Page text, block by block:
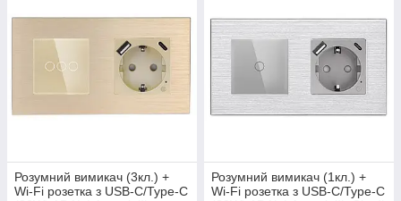
Розумний вимикач (3кл.) +
Wi-Fi розетка з USB-C/Type-C
Розумний вимикач (1кл.) +
Wi-Fi розетка з USB-C/Type-C